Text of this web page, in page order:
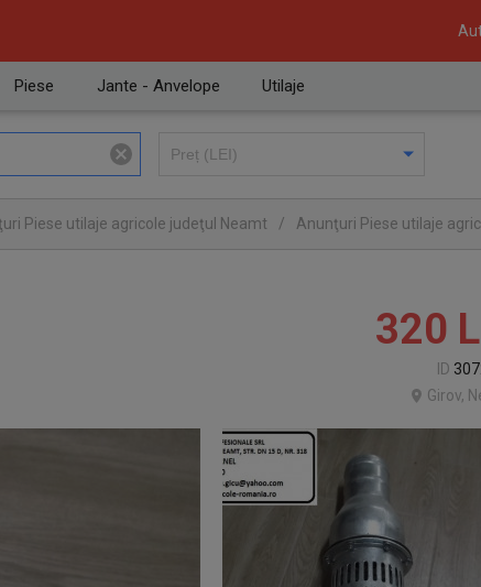
Piese Jante - Anvelope Utilaje
Piese utilaje agricole judeţul Neamt / Anunţuri Piese utilaje
320
ID
Girov,